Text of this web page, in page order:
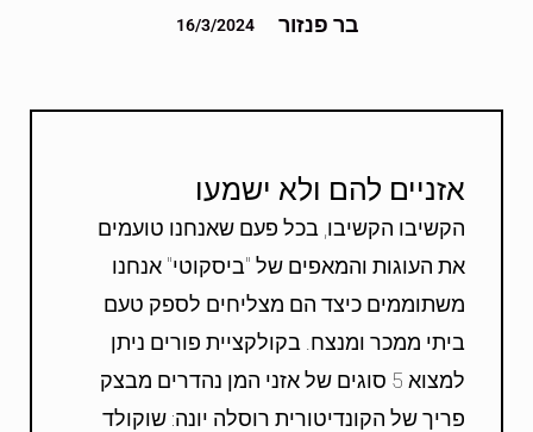
בר פנזור 16/3/2024
אזניים להם ולא ישמעו
הקשיבו הקשיבו, בכל פעם שאנחנו טועמים
את העוגות והמאפים של "ביסקוטי" אנחנו
משתוממים כיצד הם מצליחים לספק טעם
ביתי ממכר ומנצח. בקולקציית פורים ניתן
למצוא 5 סוגים של אזני המן נהדרים מבצק
פריך של הקונדיטורית רוסלה יונה: שוקולד